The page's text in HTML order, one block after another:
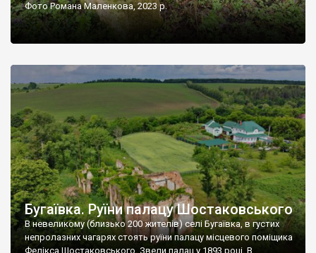
Фото Романа Маленкова, 2023 р.
Бугаївка. Руїни палацу Шостаковського
В невеликому (близько 200 жителів) селі Бугаївка, в густих
непролазних чагарях стоять руїни палацу місцевого поміщика
Фелікса Шостаковського. Звели палац у 1893 році. В